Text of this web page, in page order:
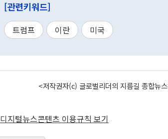
[관련키워드]
트럼프 이란 미국
<저작권자(c) 글로벌리더의 지름길 종합
디지털뉴스콘텐츠 이용규칙 보기